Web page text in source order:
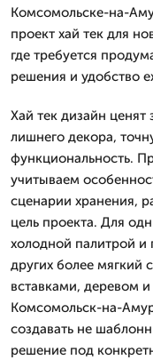
Комсомольске-на-
проект хай тек для
где требуется
решения и удобство
Хай тек дизайн
лишнего декора,
функциональность.
учитываем
сценарии хранения,
цель проекта. Для
холодной палитрой и
других более мягкий
вставками, деревом
Комсомольск-на-
создавать не
решение под